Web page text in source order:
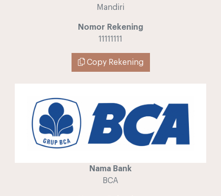
Mandiri
Nomor Rekening
11111111
Copy Rekening
Nama Bank
BCA